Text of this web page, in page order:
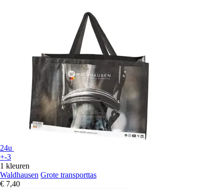
24u
+-3
1 kleuren
Waldhausen Grote transporttas
€ 7,40